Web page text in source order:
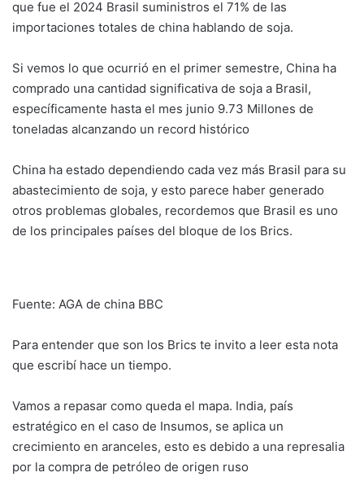
que fue el 2024 Brasil suministros el 71% de las
importaciones totales de china hablando de soja.
Si vemos lo que ocurrió en el primer semestre, China ha
comprado una cantidad significativa de soja a Brasil,
específicamente hasta el mes junio 9.73 Millones de
toneladas alcanzando un record histórico
China ha estado dependiendo cada vez más Brasil para su
abastecimiento de soja, y esto parece haber generado
otros problemas globales, recordemos que Brasil es uno
de los principales países del bloque de los Brics.
Fuente: AGA de china BBC
Para entender que son los Brics te invito a leer esta nota
que escribí hace un tiempo.
Vamos a repasar como queda el mapa. India, país
estratégico en el caso de Insumos, se aplica un
crecimiento en aranceles, esto es debido a una represalia
por la compra de petróleo de origen ruso